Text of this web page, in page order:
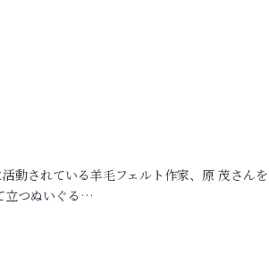
動されている羊毛フェルト作家、原 茂さん
立つぬいぐる…